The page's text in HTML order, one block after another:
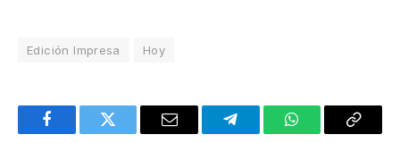
Edición Impresa Hoy
FacebookTwitter Email TelegramWhatsAppCopy